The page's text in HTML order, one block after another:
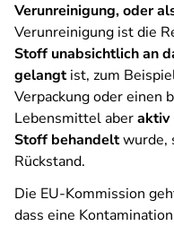
Verunreinigung, oder
Verunreinigung ist die
Stoff unabsichtlich an
gelangtist, zum
Verpackung oder einen
Lebensmittel aberaktiv
Stoff behandeltwurde,
Rückstand.
Die EU-Kommission
dass eine